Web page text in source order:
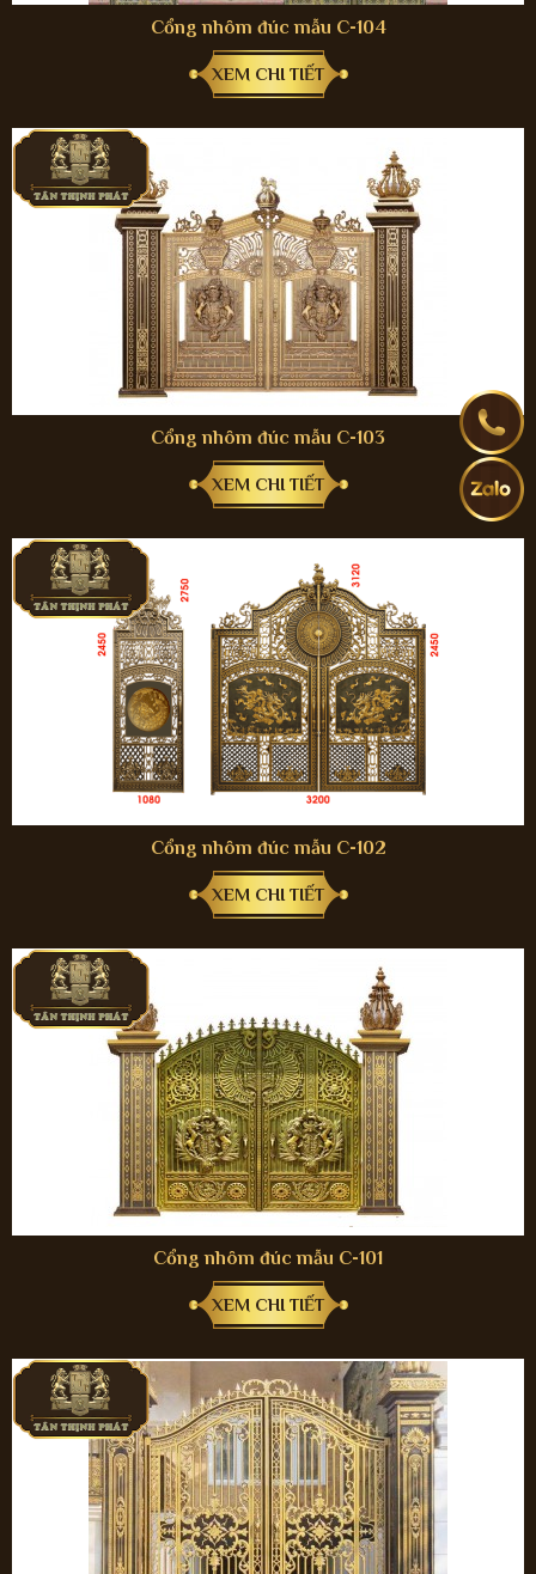
Cổng nhôm đúc mẫu C-104
XEM CHI TIẾT
Cổng nhôm đúc mẫu C-103
XEM CHI TIẾT
Cổng nhôm đúc mẫu C-102
XEM CHI TIẾT
Cổng nhôm đúc mẫu C-101
XEM CHI TIẾT